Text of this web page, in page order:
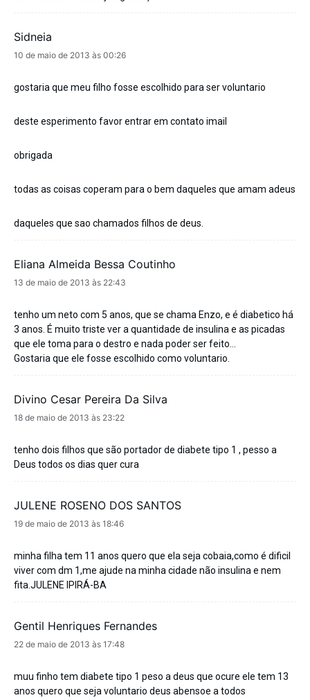
Sidneia
disse:
10 de maio de 2013 às 00:26
gostaria que meu filho fosse escolhido para ser voluntario
deste esperimento favor entrar em contato imail
obrigada
todas as coisas coperam para o bem daqueles que amam adeus
daqueles que sao chamados filhos de deus.
Eliana Almeida Bessa Coutinho
disse:
13 de maio de 2013 às 22:43
tenho um neto com 5 anos, que se chama Enzo, e é diabetico há
3 anos. É muito triste ver a quantidade de insulina e as picadas
que ele toma para o destro e nada poder ser feito…
Gostaria que ele fosse escolhido como voluntario.
Divino Cesar Pereira Da Silva
disse:
18 de maio de 2013 às 23:22
tenho dois filhos que são portador de diabete tipo 1 , pesso a
Deus todos os dias quer cura
JULENE ROSENO DOS SANTOS
disse:
19 de maio de 2013 às 18:46
minha filha tem 11 anos quero que ela seja cobaia,como é dificil
viver com dm 1,me ajude na minha cidade não insulina e nem
fita.JULENE IPIRÁ-BA
Gentil Henriques Fernandes
disse:
22 de maio de 2013 às 17:48
muu finho tem diabete tipo 1 peso a deus que ocure ele tem 13
anos quero que seja voluntario deus abensoe a todos